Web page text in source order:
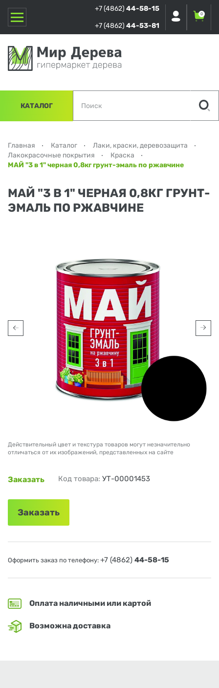
+7 (4862) 44-58-15
+7 (4862) 44-53-81
0
КАТАЛОГ
Главная Каталог
Лаки, краски, деревозащита
Лакокрасочные покрытия
Краска
МАЙ "3 в 1" черная 0,8кг грунт-эмаль по ржавчине
МАЙ "3 В 1" ЧЕРНАЯ 0,8КГ ГРУНТ-
ЭМАЛЬ ПО РЖАВЧИНЕ
Действительный цвет и текстура товаров могут незначительно
отличаться от их изображений, представленных на сайте
Заказать Код товара: УТ-00001453
Заказать
Оформить заказ по телефону: +7 (4862) 44-58-15
Оплата наличными или картой
Возможна доставка